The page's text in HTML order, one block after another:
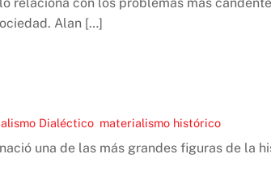
Alan […]
Dialéctico materialismo histórico
una de las más grandes figuras de la